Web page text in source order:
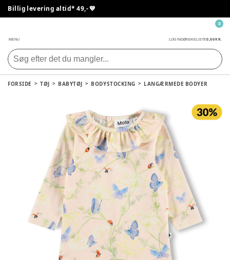
Billig levering altid* 49,- 💙
MENU LOG INDØNSKELISTE0,00 KR.
0
FORSIDE TØJ BABYTØJ BODYSTOCKING LANGÆRMEDE BODYER